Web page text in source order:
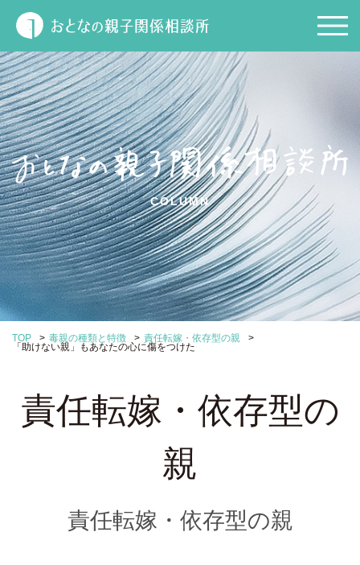
COLUMN
TOP > 毒親の種類と特徴 > 責任転嫁・依存型の親
>
「助けない親」もあなたの心に傷をつけた
責任転嫁・依存型の
親
責任転嫁・依存型の親